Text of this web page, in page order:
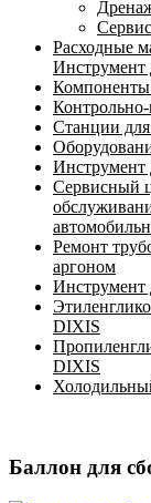
Расходные
Инструмент
Компоненты
Станции
Инструмент
Сервисный
Ремонт
аргоном
Инструмент
DIXIS
DIXIS
Баллон для